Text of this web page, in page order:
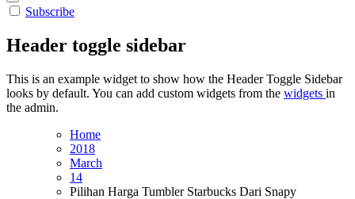
Subscribe
Header toggle sidebar
This is an example widget to show how the Header Toggle Sidebar
looks by default. You can add custom widgets from the widgets in
the admin.
Home
2018
March
14
Pilihan Harga Tumbler Starbucks Dari Snapy